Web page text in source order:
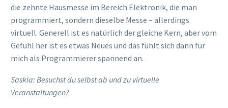
die zehnte Hausmesse im Bereich Elektronik, die man
programmiert, sondern dieselbe Messe – allerdings
virtuell. Generell ist es natürlich dergleiche Kern, aber vom
Gefühl her ist es etwas Neues und das fühlt sich dann für
mich als Programmierer spannend an.
Saskia: Besuchst du selbst ab und zu virtuelle
Veranstaltungen?